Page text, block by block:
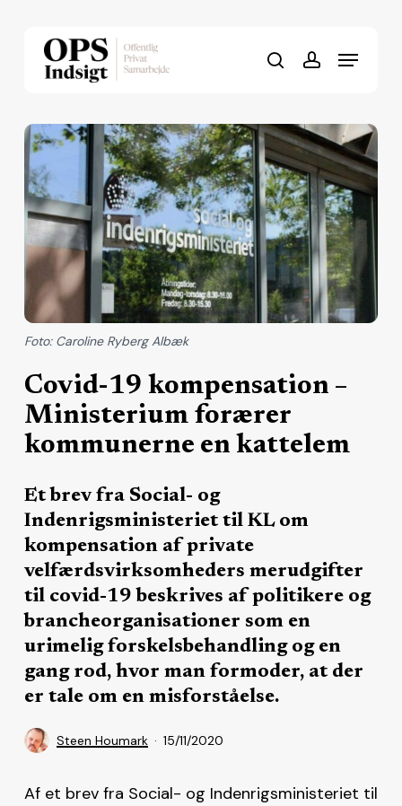
searchaccount
Menu
Covid-19 kompensation –
Ministerium forærer
kommunerne en kattelem
Et brev fra Social- og
Indenrigsministeriet til KL om
kompensation af private
velfærdsvirksomheders merudgifter
til covid-19 beskrives af politikere og
brancheorganisationer som en
urimelig forskelsbehandling og en
gang rod, hvor man formoder, at der
er tale om en misforståelse.
Steen Houmark 15/11/2020
Foto: Caroline Ryberg Albæk
Af et brev fra Social- og Indenrigsministeriet til
Close